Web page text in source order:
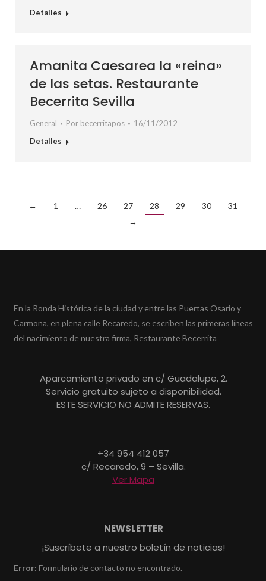
Detalles
Amanita Caesarea la «reina»
de las setas. Restaurante
Becerrita Sevilla
General Por becerritapos
16/11/2012
Detalles
← 1 … 26 27 28 29 30
31
→
En la Ronda Histórica de la ciudad y entre las Puertas Osario y
Carmona, en plena calle Recaredo, se escriben las primeras líneas
del nacimiento de nuestra firma, Restaurante Becerrita
Aparcamiento privado en c/ Guadalupe, 2.
Servicio gratuito sujeto a disponibilidad.
ESTE SERVICIO NO ADMITE RESERVAS.
+34 954 412 057
c/ Recaredo, 9 – Sevilla.
Ver Mapa
NEWSLETTER
¡Suscríbete a nuestro boletín de noticias!
Error: Formulario de contacto no encontrado.